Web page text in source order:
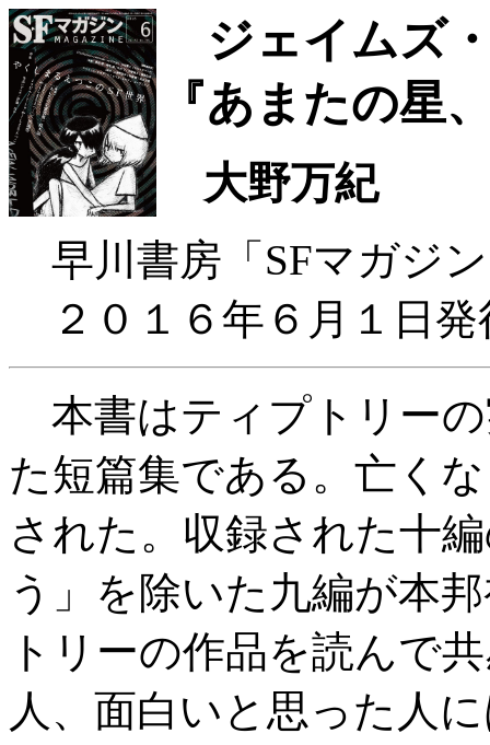
ジェイムズ
『あまたの星
大野万紀
早川書房「SFマガジ
２０１６年６月１日発
本書はティプトリー
た短篇集である。亡く
された。収録された十
う」を除いた九編が本
トリーの作品を読んで
人、面白いと思った人